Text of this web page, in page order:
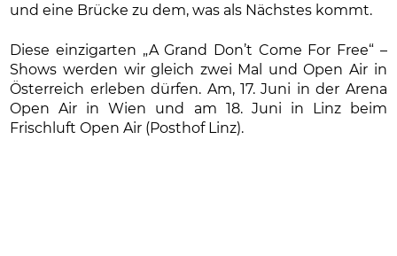
und eine Brücke zu dem, was als Nächstes kommt.
Diese einzigarten „A Grand Don’t Come For Free“ –
Shows werden wir gleich zwei Mal und Open Air in
Österreich erleben dürfen. Am, 17. Juni in der Arena
Open Air in Wien und am 18. Juni in Linz beim
Frischluft Open Air (Posthof Linz).